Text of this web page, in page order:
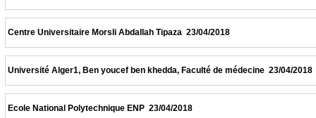
Centre Universitaire Morsli Abdallah Tipaza  23/04/2018
Université Alger1, Ben youcef ben khedda, Faculté de médecine
Ecole National Polytechnique ENP  23/04/2018